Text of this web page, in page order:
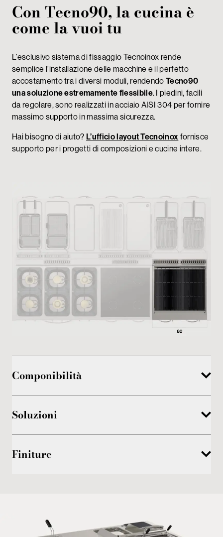
Con Tecno90, la cucina è
come la vuoi tu
L’esclusivo sistema di fissaggio Tecnoinox rende
semplice l’installazione delle macchine e il perfetto
accostamento tra i diversi moduli, rendendoTecno90
una soluzione estremamente flessibile. I piedini, facili
da regolare, sono realizzati in acciaio AISI 304 per fornire
massimo supporto in massima sicurezza.
Hai bisogno di aiuto?L’ufficio layout Tecnoinox fornisce
supporto per i progetti di composizioni e cucine intere.
Componibilità
Soluzioni
Finiture